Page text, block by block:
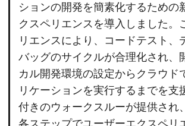
ションの開発を簡素化するための
クスペリエンスを導入しました。
リエンスにより、コードテスト、
バッグのサイクルが合理化され、
カル開発環境の設定からクラウド
リケーションを実行するまでを支
付きのウォークスルーが提供され